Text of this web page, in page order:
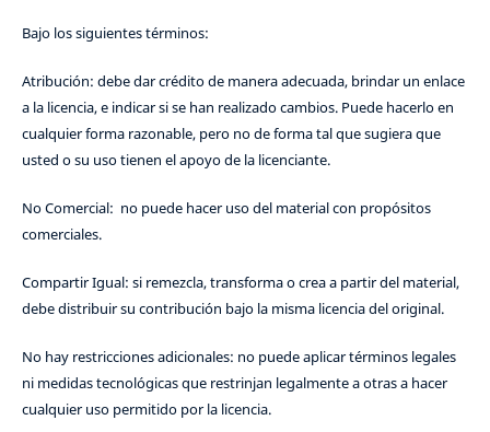
Bajo los siguientes términos:
Atribución: debe dar crédito de manera adecuada, brindar un enlace
a la licencia, e indicar si se han realizado cambios. Puede hacerlo en
cualquier forma razonable, pero no de forma tal que sugiera que
usted o su uso tienen el apoyo de la licenciante.
No Comercial: no puede hacer uso del material con propósitos
comerciales.
Compartir Igual: si remezcla, transforma o crea a partir del material,
debe distribuir su contribución bajo la misma licencia del original.
No hay restricciones adicionales: no puede aplicar términos legales
ni medidas tecnológicas que restrinjan legalmente a otras a hacer
cualquier uso permitido por la licencia.